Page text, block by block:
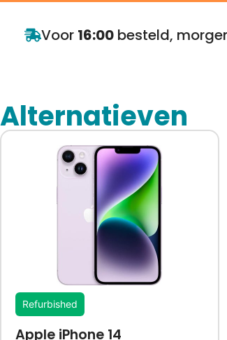
Voor 16:00 besteld,
Alternatieven
Refurbished
Apple iPhone 14